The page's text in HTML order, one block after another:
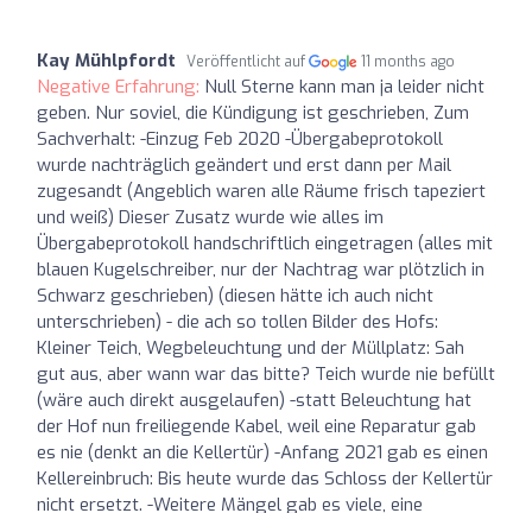
Kay Mühlpfordt Veröffentlicht auf 11 months ago
Negative Erfahrung: Null Sterne kann man ja leider nicht
geben. Nur soviel, die Kündigung ist geschrieben, Zum
Sachverhalt: -Einzug Feb 2020 -Übergabeprotokoll
wurde nachträglich geändert und erst dann per Mail
zugesandt (Angeblich waren alle Räume frisch tapeziert
und weiß) Dieser Zusatz wurde wie alles im
Übergabeprotokoll handschriftlich eingetragen (alles mit
blauen Kugelschreiber, nur der Nachtrag war plötzlich in
Schwarz geschrieben) (diesen hätte ich auch nicht
unterschrieben) - die ach so tollen Bilder des Hofs:
Kleiner Teich, Wegbeleuchtung und der Müllplatz: Sah
gut aus, aber wann war das bitte? Teich wurde nie befüllt
(wäre auch direkt ausgelaufen) -statt Beleuchtung hat
der Hof nun freiliegende Kabel, weil eine Reparatur gab
es nie (denkt an die Kellertür) -Anfang 2021 gab es einen
Kellereinbruch: Bis heute wurde das Schloss der Kellertür
nicht ersetzt. -Weitere Mängel gab es viele, eine